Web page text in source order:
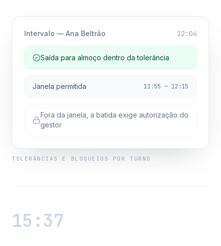
Intervalo — Ana Beltrão 12:04
Saída para almoço dentro da tolerância
Janela permitida 11:55 — 12:15
Fora da janela, a batida exige autorização do
gestor
TOLERÂNCIAS E BLOQUEIOS POR TURNO
15:37